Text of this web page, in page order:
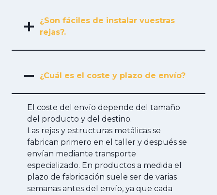
¿Son fáciles de instalar vuestras
rejas?.
¿Cuál es el coste y plazo de envío?
El coste del envío depende del tamaño
del producto y del destino.
Las rejas y estructuras metálicas se
fabrican primero en el taller y después se
envían mediante transporte
especializado. En productos a medida el
plazo de fabricación suele ser de varias
semanas antes del envío, ya que cada